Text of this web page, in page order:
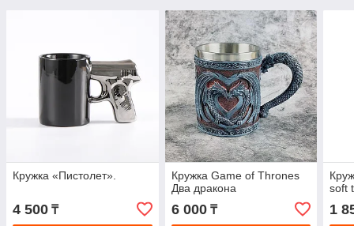
Кружка «Пистолет».
4 500 ₸
Кружка Game of Thrones
Два дракона
6 000₸
soft
1